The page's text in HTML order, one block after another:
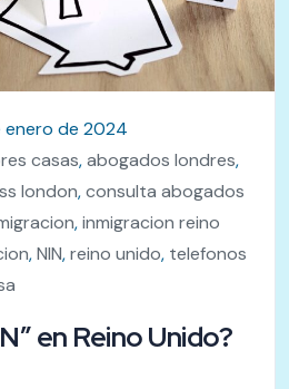
enero de 2024
casas,abogados londres,
london,consulta abogados
,inmigracion reino
,NIN,reino unido, telefonos
en Reino Unido?